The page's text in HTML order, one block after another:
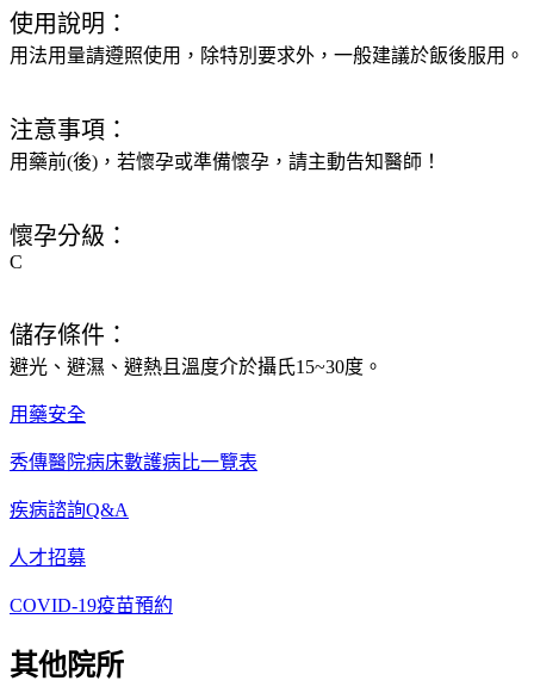
使用說明：
用法用量請遵照使用，除特別要求外，一般建議於飯後服用。
注意事項：
用藥前(後)，若懷孕或準備懷孕，請主動告知醫師！
懷孕分級：
C
儲存條件：
避光、避濕、避熱且溫度介於攝氏15~30度。
用藥安全
秀傳醫院病床數護病比一覽表
疾病諮詢Q&A
人才招募
COVID-19疫苗預約
其他院所